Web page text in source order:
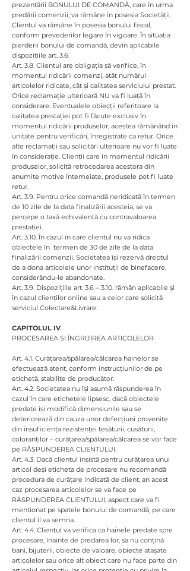
prezentării BONULUI DE COMANDĂ, care în urma
predării comenzii, va rămâne în posesia Societății.
Clientul va rămâne în posesia bonului fiscal,
conform prevederilor legare în vigoare. În situația
pierderii bonului de comandă, devin aplicabile
dispozițiile art. 3.6.
Art. 3.8. Clientul are obligația să verifice, în
momentul ridicării comenzi, atât numărul
articolelor ridicate, cât și calitatea serviciului prestat.
Orice reclamație ulterioară NU va fi luată în
considerare. Eventualele obiecții referitoare la
calitatea prestației pot fi făcute exclusiv în
momentul ridicării produselor, acestea rămânând în
unitate pentru verificări, înregistrate ca retur. Orice
alte reclamații sau solicitări ulterioare nu vor fi luate
în considerație. Clienții care în momentul ridicării
produselor, solicită retrocedarea acestora din
anumite motive întemeiate, produsele pot fi luate
retur.
Art. 3.9. Pentru orice comandă neridicată în termen
de 10 zile de la data finalizării acesteia, se va
percepe o taxă echivalentă cu contravaloarea
prestației.
Art. 3.10. În cazul în care clientul nu va ridica
obiectele în termen de 30 de zile de la data
finalizării comenzii, Societatea își rezervă dreptul
de a dona articolele unor instituții de binefacere,
considerându-le abandonate.
Art. 3.9. Dispozițiile art. 3.6 – 3.10. rămân aplicabile și
în cazul clienților online sau a celor care solicită
serviciul Colectare&Livrare.
CAPITOLUL IV
PROCESAREA ȘI ÎNGRIJIREA ARTICOLELOR
Art. 4.1. Curățarea/spălarea/călcarea hainelor se
efectuează atent, conform instrucțiunilor de pe
etichetă, stabilite de producător.
Art. 4.2. Societatea nu își asumă răspunderea în
cazul în care etichetele lipsesc, dacă obiectele
predate își modifică dimensiunile sau se
deteriorează din cauza unor defecțiuni provenite
din insuficiența rezistenței țesăturii, cusăturii,
coloranților – curățarea/spălarea/călcarea se vor face
pe RĂSPUNDEREA CLIENTULUI.
Art. 4.3. Dacă clientul insistă pentru curățarea unui
articol deși eticheta de procesare nu recomandă
procedura de curățare indicată de client, an acest
caz procesarea articolelor se va face pe
RĂSPUNDEREA CLIENTULUI, aspect care va fi
mentionat pe spatele bonului de comandă, pe care
clientul îl va semna.
Art. 4.4. Clientul va verifica ca hainele predate spre
procesare, înainte de predarea lor, sa nu conțină
bani, bijuterii, obiecte de valoare, obiecte atașate
articolelor sau orice alt obiect care nu face parte din